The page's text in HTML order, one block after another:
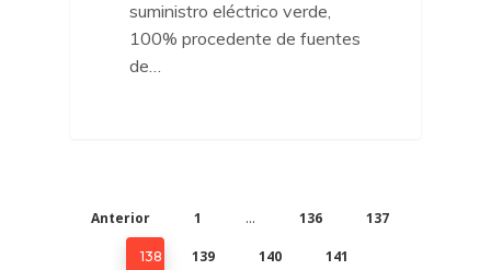
suministro eléctrico verde,
100% procedente de fuentes
de…
Anterior 1 … 136 137
138 139 140
141